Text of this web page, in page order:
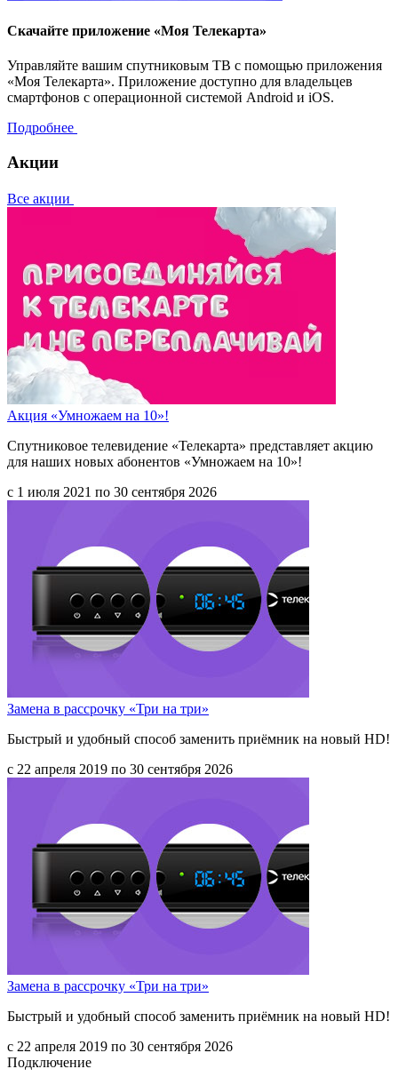
Скачайте приложение «Моя Телекарта»
Управляйте вашим спутниковым ТВ с помощью приложения
«Моя Телекарта». Приложение доступно для владельцев
смартфонов с операционной системой Android и iOS.
Подробнее
Акции
Все акции
Акция «Умножаем на 10»!
Спутниковое телевидение «Телекарта» представляет акцию
для наших новых абонентов «Умножаем на 10»!
с 1 июля 2021 по 30 сентября 2026
Замена в рассрочку «Три на три»
Быстрый и удобный способ заменить приёмник на новый HD!
с 22 апреля 2019 по 30 сентября 2026
Замена в рассрочку «Три на три»
Быстрый и удобный способ заменить приёмник на новый HD!
с 22 апреля 2019 по 30 сентября 2026
Подключение